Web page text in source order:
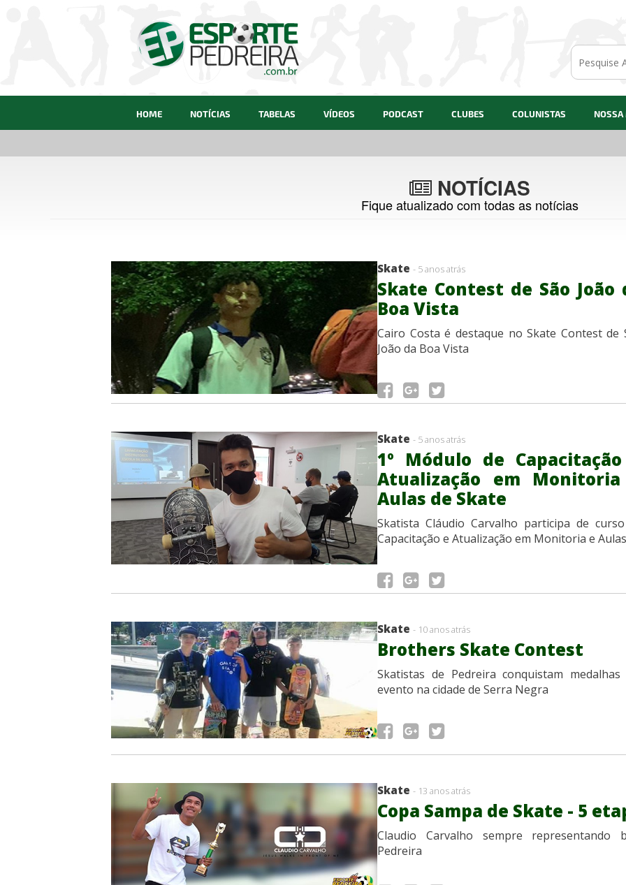
HOME NOTÍCIAS TABELAS VÍDEOS PODCAST CLUBES COLUNISTAS
29/07/
NOTÍCIAS
Fique atualizado com todas as notícias
Skate - 5 anos atrás
Skate Contest de São João
Boa Vista
Cairo Costa é destaque no Skate Contest de
João da Boa Vista
Skate - 5 anos atrás
1º Módulo de
Atualização em
Aulas de Skate
Skatista Cláudio Carvalho participa de
Capacitação e Atualização em Monitoria e Aulas
Skate - 10 anos atrás
Brothers Skate Contest
Skatistas de Pedreira conquistam medalhas
evento na cidade de Serra Negra
Skate - 13 anos atrás
Copa Sampa de Skate - 5
Claudio Carvalho sempre representando
Pedreira